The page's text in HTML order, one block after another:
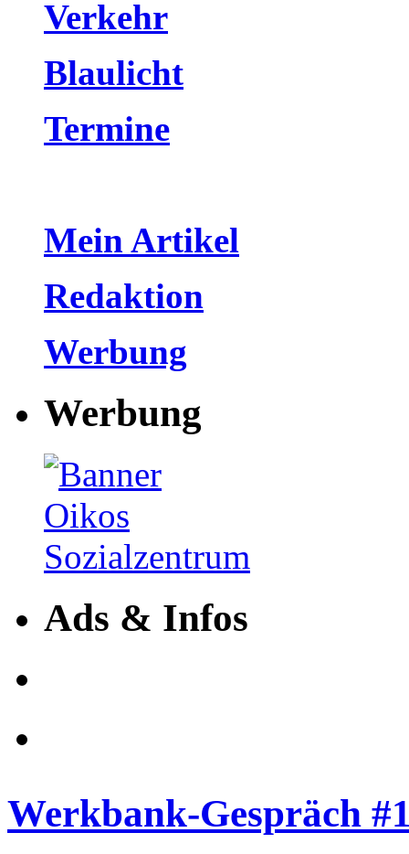
Verkehr
Blaulicht
Termine
Mein Artikel
Redaktion
Werbung
Werbung
Ads & Infos
Werkbank-Gespräch